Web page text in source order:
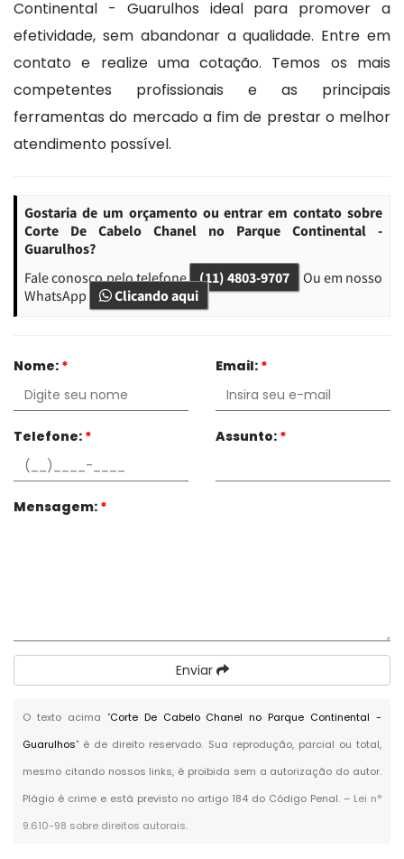
Continental - Guarulhos ideal para promover a
efetividade, sem abandonar a qualidade. Entre em
contato e realize uma cotação. Temos os mais
competentes profissionais e as principais
ferramentas do mercado a fim de prestar o melhor
atendimento possível.
Gostaria de um orçamento ou entrar em contato sobre
Corte De Cabelo Chanel no Parque Continental -
Guarulhos?
Fale conosco pelo telefone (11) 4803-9707
Ou em nosso
WhatsApp
Clicando aqui
Nome: * Email: *
Telefone: * Assunto: *
Mensagem: *
Enviar
O texto acima "Corte De Cabelo Chanel no Parque Continental -
Guarulhos" é de direito reservado. Sua reprodução, parcial ou total,
mesmo citando nossos links, é proibida sem a autorização do autor.
Plágio é crime e está previsto no artigo 184 do Código Penal. – Lei n°
9.610-98 sobre direitos autorais.